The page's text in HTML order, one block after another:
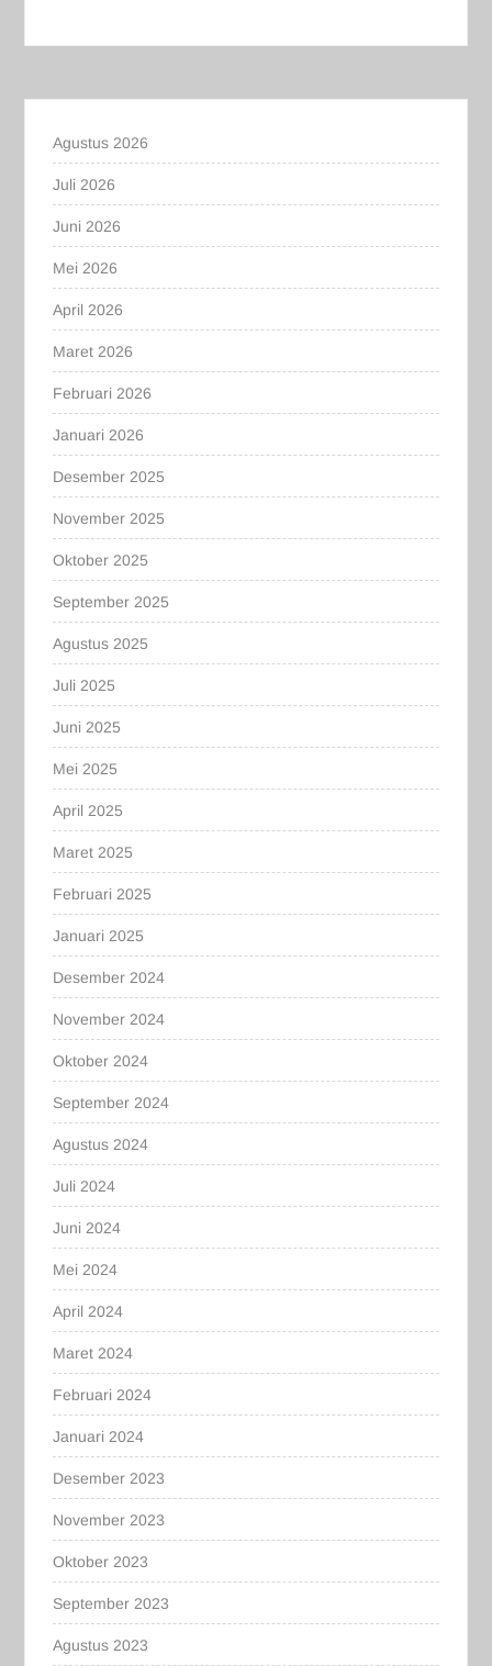
Agustus 2026
Juli 2026
Juni 2026
Mei 2026
April 2026
Maret 2026
Februari 2026
Januari 2026
Desember 2025
November 2025
Oktober 2025
September 2025
Agustus 2025
Juli 2025
Juni 2025
Mei 2025
April 2025
Maret 2025
Februari 2025
Januari 2025
Desember 2024
November 2024
Oktober 2024
September 2024
Agustus 2024
Juli 2024
Juni 2024
Mei 2024
April 2024
Maret 2024
Februari 2024
Januari 2024
Desember 2023
November 2023
Oktober 2023
September 2023
Agustus 2023